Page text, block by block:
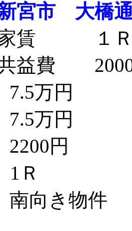
宮市 大橋
賃 １
益費
万円
万円
円
Ｒ
き物件